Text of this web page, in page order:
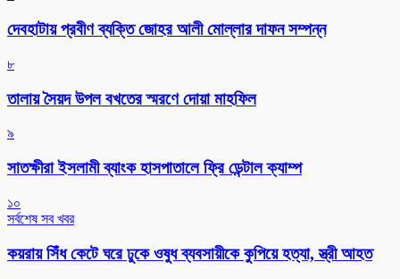
দেবহাটায় প্রবীণ ব্যক্তি জোহর আলী মোল্লার দাফন সম্পন্ন
৮
তালায় সৈয়দ উপল বখতের স্মরণে দোয়া মাহফিল
৯
সাতক্ষীরা ইসলামী ব্যাংক হাসপাতালে ফ্রি ডেন্টাল ক্যাম্প
১০
সর্বশেষ সব খবর
কয়রায় সিঁধ কেটে ঘরে ঢুকে ওষুধ ব্যবসায়ীকে কুপিয়ে হত্যা, স্ত্রী আহত